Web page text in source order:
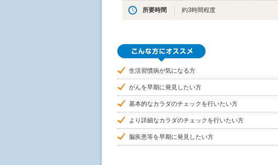
所要時間 約3時間程度
生活習慣病が気になる方
がんを早期に発見したい方
基本的なカラダのチェックを行いたい方
より詳細なカラダのチェックを行いたい方
脳疾患等を早期に発見したい方